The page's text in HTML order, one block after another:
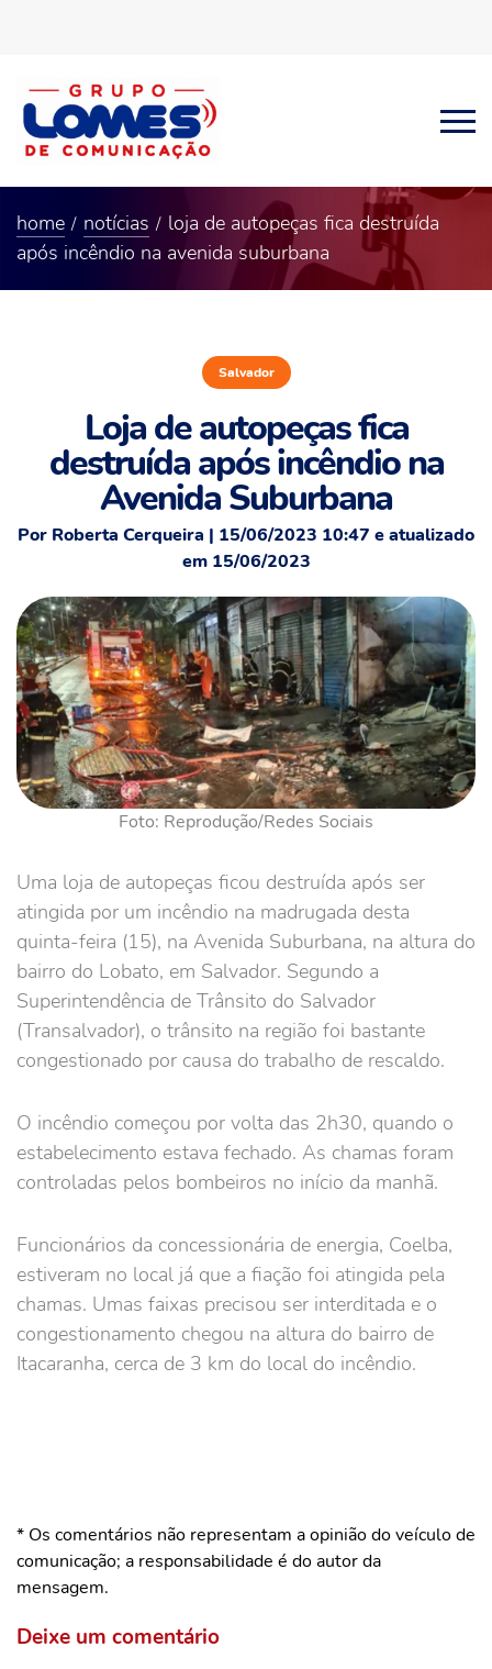
home notícias
loja de autopeças fica destruída
após incêndio na avenida suburbana
Salvador
Loja de autopeças fica
destruída após incêndio na
Avenida Suburbana
Por Roberta Cerqueira | 15/06/2023 10:47 e atualizado
em 15/06/2023
Foto: Reprodução/Redes Sociais
Uma loja de autopeças ficou destruída após ser
atingida por um incêndio na madrugada desta
quinta-feira (15), na Avenida Suburbana, na altura do
bairro do Lobato, em Salvador. Segundo a
Superintendência de Trânsito do Salvador
(Transalvador), o trânsito na região foi bastante
congestionado por causa do trabalho de rescaldo.
O incêndio começou por volta das 2h30, quando o
estabelecimento estava fechado. As chamas foram
controladas pelos bombeiros no início da manhã.
Funcionários da concessionária de energia, Coelba,
estiveram no local já que a fiação foi atingida pela
chamas. Umas faixas precisou ser interditada e o
congestionamento chegou na altura do bairro de
Itacaranha, cerca de 3 km do local do incêndio.
* Os comentários não representam a opinião do veículo de
comunicação; a responsabilidade é do autor da
mensagem.
Deixe um comentário